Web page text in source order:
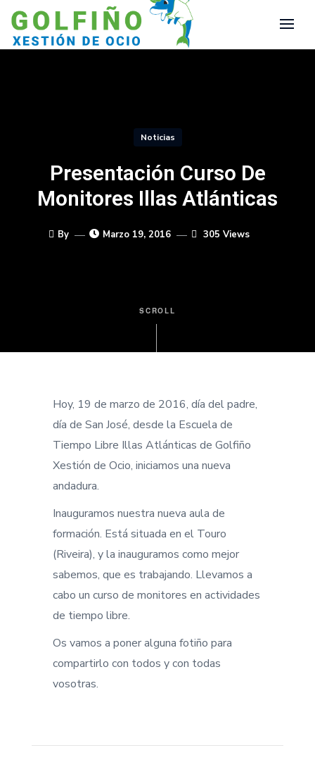
Noticias
Presentación Curso De
Monitores Illas Atlánticas
By Marzo 19, 2016 305 Views
SCROLL
Hoy, 19 de marzo de 2016, día del padre,
día de San José, desde la Escuela de
Tiempo Libre Illas Atlánticas de Golfiño
Xestión de Ocio, iniciamos una nueva
andadura.
Inauguramos nuestra nueva aula de
formación. Está situada en el Touro
(Riveira), y la inauguramos como mejor
sabemos, que es trabajando. Llevamos a
cabo un curso de monitores en actividades
de tiempo libre.
Os vamos a poner alguna fotiño para
compartirlo con todos y con todas
vosotras.